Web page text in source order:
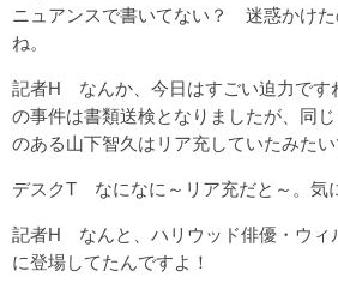
ニュアンスで書いてない？ 迷惑かけた
ね。
記者H なんか、今日はすごい迫力で
の事件は書類送検となりましたが、同
のある山下智久はリア充していたみたい
デスクT なになに～リア充だと～。気
記者H なんと、ハリウッド俳優・ウィ
に登場してたんですよ！